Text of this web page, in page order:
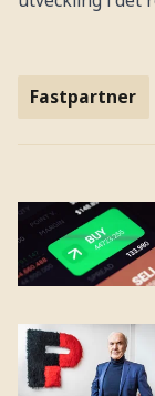
Fastpartner